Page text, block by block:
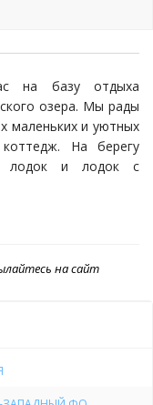
на базу отдыха
озера. Мы рады
маленьких и уютных
На берегу
лодок и лодок с
означает
Как только
прокат лодок на
по
на сайт